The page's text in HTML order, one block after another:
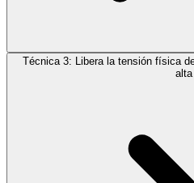
Técnica 3: Libera la tensión física
alta